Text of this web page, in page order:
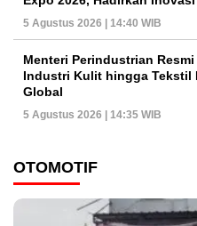
5 Agustus 2026 | 14:40 WIB
Menteri Perindustrian
Industri Kulit hingga Tekstil
Global
5 Agustus 2026 | 14:35 WIB
OTOMOTIF